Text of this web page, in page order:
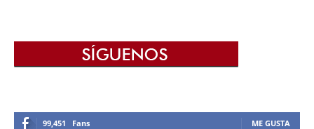
99,451 Fans ME GUSTA